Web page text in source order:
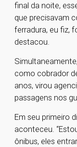
final da noite,
que precisavam
ferradura, eu fiz,
destacou.
como cobrador
anos, virou
passagens nos
Em seu primeiro
aconteceu.
ônibus, eles